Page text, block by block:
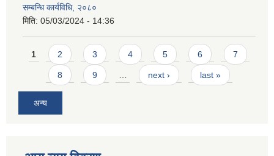
सम्बन्धि कार्यविधि, २०८०
मिति: 05/03/2024 - 14:36
Pages
1 2 3 4 5 6 7
8 9 next › last »
अन्य